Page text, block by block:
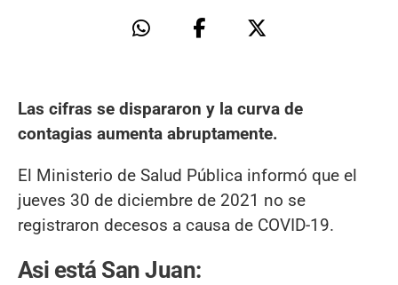
Las cifras se dispararon y la curva de
contagias aumenta abruptamente.
El Ministerio de Salud Pública informó que el
jueves 30 de diciembre de 2021 no se
registraron decesos a causa de COVID-19.
Asi está San Juan: